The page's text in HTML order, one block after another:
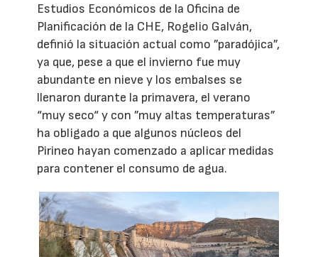
Estudios Económicos de la Oficina de
Planificación de la CHE, Rogelio Galván,
definió la situación actual como ”paradójica”,
ya que, pese a que el invierno fue muy
abundante en nieve y los embalses se
llenaron durante la primavera, el verano
“muy seco“ y con ”muy altas temperaturas”
ha obligado a que algunos núcleos del
Pirineo hayan comenzado a aplicar medidas
para contener el consumo de agua.